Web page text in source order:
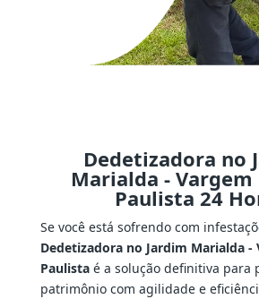
Dedetizadora no
Marialda - Vargem
Paulista 24
Se você está sofrendo com
Dedetizadora no Jardim Marialda -
Paulistaé a solução definitiva para
patrimônio com agilidade e